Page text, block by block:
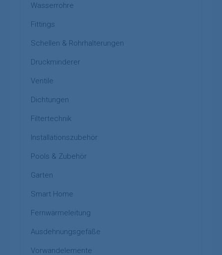
Wasserrohre
Fittings
Schellen & Rohrhalterungen
Druckminderer
Ventile
Dichtungen
Filtertechnik
Installationszubehör
Pools & Zubehör
Garten
Smart Home
Fernwärmeleitung
Ausdehnungsgefäße
Vorwandelemente